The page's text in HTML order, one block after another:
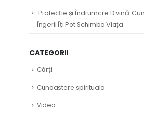
Protecție și Îndrumare Divină:
Îngerii Îți Pot Schimba Viața
CATEGORII
Cărți
Cunoastere spirituala
Video